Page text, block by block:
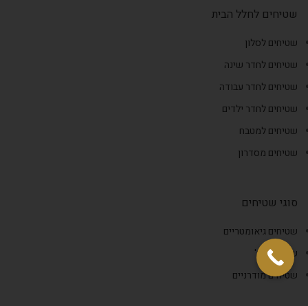
שטיחים לחלל הבית
שטיחים לסלון
שטיחים לחדר שינה
שטיחים לחדר עבודה
שטיחים לחדר ילדים
שטיחים למטבח
שטיחים מסדרון
סוגי שטיחים
שטיחים גיאומטריים
שטיח וינטג'
שטיחים מודרניים